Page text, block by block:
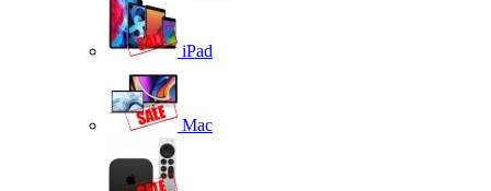
iPad
Mac